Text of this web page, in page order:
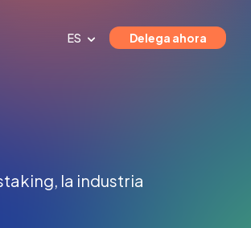
ES Delega ahora
la industria